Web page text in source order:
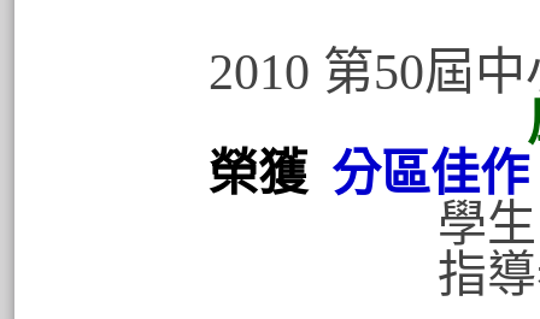
2010 第50屆
榮獲 分區佳作
學生:卓
指